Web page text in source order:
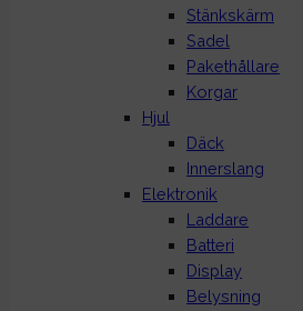
Stänkskärm
Sadel
Pakethållare
Korgar
Hjul
Däck
Innerslang
Elektronik
Laddare
Batteri
Display
Belysning